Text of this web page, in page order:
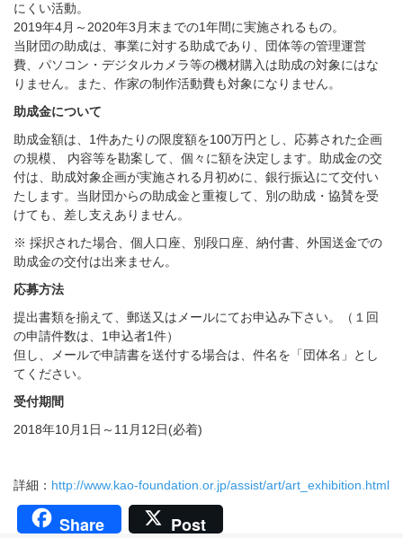
にくい活動。
2019年4月～2020年3月末までの1年間に実施されるもの。
当財団の助成は、事業に対する助成であり、団体等の管理運営
費、パソコン・デジタルカメラ等の機材購入は助成の対象にはな
りません。また、作家の制作活動費も対象になりません。
助成金について
助成金額は、1件あたりの限度額を100万円とし、応募された企画
の規模、 内容等を勘案して、個々に額を決定します。助成金の交
付は、助成対象企画が実施される月初めに、銀行振込にて交付い
たします。当財団からの助成金と重複して、別の助成・協賛を受
けても、差し支えありません。
※ 採択された場合、個人口座、別段口座、納付書、外国送金での
助成金の交付は出来ません。
応募方法
提出書類を揃えて、郵送又はメールにてお申込み下さい。（１回
の申請件数は、1申込者1件）
但し、メールで申請書を送付する場合は、件名を「団体名」とし
てください。
受付期間
2018年10月1日～11月12日(必着)
詳細： http://www.kao-foundation.or.jp/assist/art/art_exhibition.html
Share Post